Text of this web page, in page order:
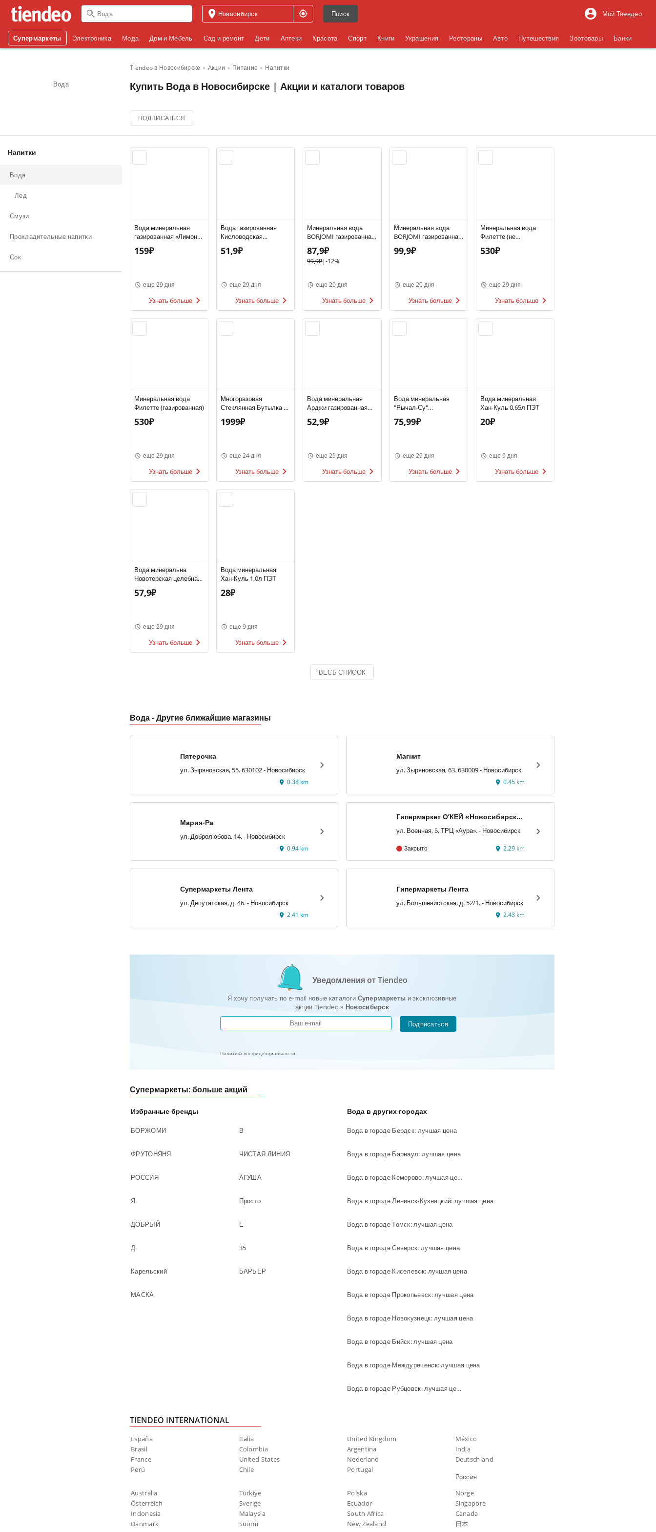
Поиск Мой Тиендео
Супермаркеты Электроника Мода Дом и Мебель Сад и ремонт Дети Аптеки Красота Спорт Книги Украшения Рестораны Авто Путешествия Зоотовары Банки
Вода
Tiendeo в Новосибирске Акции Питание Напитки
Купить Вода в Новосибирске | Акции и каталоги товаров
ПОДПИСАТЬСЯ
Напитки
Вода
Лед
Смузи
Прохладительные напитки
Сок
Вода минеральная
газированная «Лимон»,
Perrier, 0.33 л,
стеклянная бутылка,
159₽
еще 29 дня
Узнать больше
Вода газированная
Кисловодская
целебная лечебно-
столовая 0.5л
51,9₽
еще 29 дня
Узнать больше
Минеральная вода
BORJOMI газированная
87,9₽
99,9₽|-12%
еще 20 дня
Узнать больше
Минеральная вода
BORJOMI газированная
99,9₽
еще 20 дня
Узнать больше
Минеральная вода
Филетте (не
газированная)
530₽
еще 29 дня
Узнать больше
Минеральная вода
Филетте (газированная)
530₽
еще 29 дня
Узнать больше
Многоразовая
Стеклянная Бутылка С
Распылителем (1 Л)
1999₽
еще 24 дня
Узнать больше
Вода минеральная
Арджи газированная
0,5л ст/б
52,9₽
еще 29 дня
Узнать больше
Вода минеральная
"Рычал-Су"
газированная 0,5л ст/б.
75,99₽
еще 29 дня
Узнать больше
Вода минеральная
Хан-Куль 0,65л ПЭТ
20₽
еще 9 дня
Узнать больше
Вода минеральна
Новотерская целебная
газированная 1,5л ПЭТ
57,9₽
еще 29 дня
Узнать больше
Вода минеральная
Хан-Куль 1,0л ПЭТ
28₽
еще 9 дня
Узнать больше
ВЕСЬ СПИСОК
Вода - Другие ближайшие магазины
Пятерочка
ул. Зыряновская, 55. 630102 - Новосибирск
0.38 km
Магнит
ул. Зыряновская, 63. 630009 - Новосибирск
0.45 km
Мария-Ра
ул. Добролюбова, 14. - Новосибирск
0.94 km
Гипермаркет О’КЕЙ «Новосибирск
ул. Военная, 5, ТРЦ «Аура». - Новосибирск
Закрыто 2.29 km
Супермаркеты Лента
ул. Депутатская, д. 46. - Новосибирск
2.41 km
Гипермаркеты Лента
ул. Большевистская, д. 52/1. - Новосибирск
2.43 km
Уведомления от Tiendeo
Я хочу получать по e-mail новые каталоги Супермаркеты и эксклюзивные
акции Tiendeo в Новосибирск
Подписаться
Политика конфиденциальности
Супермаркеты: больше акций
Избранные бренды
БОРЖОМИ В
ФРУТОНЯНЯ ЧИСТАЯ ЛИНИЯ
РОССИЯ АГУША
Я Просто
ДОБРЫЙ Е
Д 35
Карельский БАРЬЕР
МАСКА
Вода в других городах
Вода в городе Бердск: лучшая цена
Вода в городе Барнаул: лучшая цена
Вода в городе Кемерово: лучшая цена
Вода в городе Ленинск-Кузнецкий: лучшая цена
Вода в городе Томск: лучшая цена
Вода в городе Северск: лучшая цена
Вода в городе Киселевск: лучшая цена
Вода в городе Прокопьевск: лучшая цена
Вода в городе Новокузнецк: лучшая цена
Вода в городе Бийск: лучшая цена
Вода в городе Междуреченск: лучшая цена
Вода в городе Рубцовск: лучшая цена
TIENDEO INTERNATIONAL
España Italia United Kingdom
México
Brasil
Colombia Argentina
India
France
United States Nederland
Deutschland
Perú
Chile
Portugal
Россия
Australia
Türkiye Polska
Norge
Österreich
Sverige Ecuador
Singapore
Indonesia
Malaysia South Africa
Canada
Danmark
Suomi New Zealand
日本